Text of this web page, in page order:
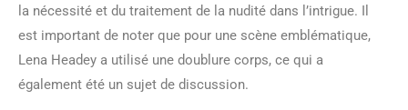
la nécessité et du traitement de la nudité dans l’intrigue. Il
est important de noter que pour une scène emblématique,
Lena Headey a utilisé une doublure corps, ce qui a
également été un sujet de discussion.